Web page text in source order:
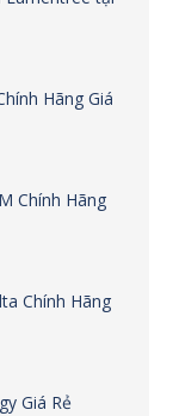
Hãng Giá
Chính Hãng
Chính Hãng
Giá Rẻ